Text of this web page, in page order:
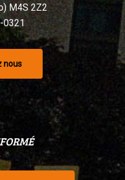
M4S 2Z2
0321
nous